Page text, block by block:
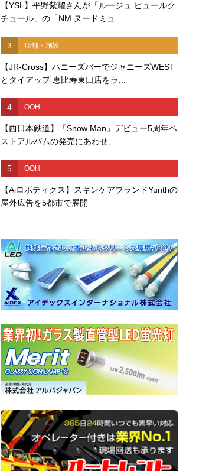
【YSL】平野紫耀さんが「ルージュ ピュールク
チュール」の「NM ヌードミュ...
3 店舗・施設
【JR-Cross】ハニーズバーでジャニーズWEST
とタイアップ 恵比寿東口店をラ...
4 OOH
【西日本鉄道】「Snow Man」デビュー5周年ベ
ストアルバムの発売にあわせ、...
5 OOH
【Aiロボティクス】スキンケアブランドYunthの
屋外広告を5都市で展開